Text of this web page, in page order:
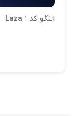
النگو کد Laza 1